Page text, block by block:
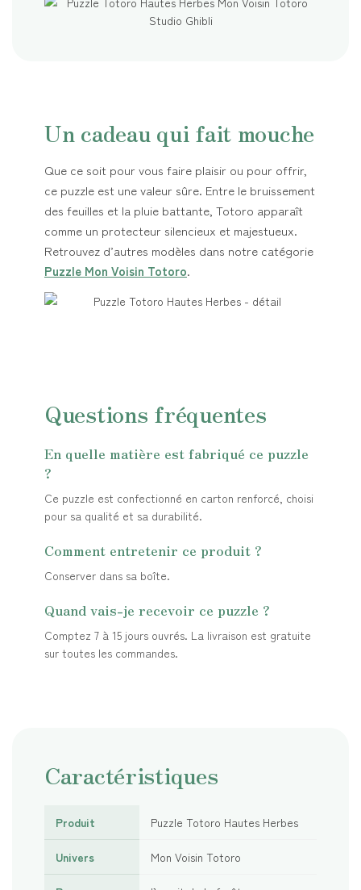
Un cadeau qui fait mouche
Que ce soit pour vous faire plaisir ou pour offrir,
ce puzzle est une valeur sûre. Entre le bruissement
des feuilles et la pluie battante, Totoro apparaît
comme un protecteur silencieux et majestueux.
Retrouvez d’autres modèles dans notre catégorie
Puzzle Mon Voisin Totoro.
Questions fréquentes
En quelle matière est fabriqué ce puzzle
?
Ce puzzle est confectionné en carton renforcé, choisi
pour sa qualité et sa durabilité.
Comment entretenir ce produit ?
Conserver dans sa boîte.
Quand vais-je recevoir ce puzzle ?
Comptez 7 à 15 jours ouvrés. La livraison est gratuite
sur toutes les commandes.
Caractéristiques
Produit Puzzle Totoro Hautes Herbes
Univers Mon Voisin Totoro